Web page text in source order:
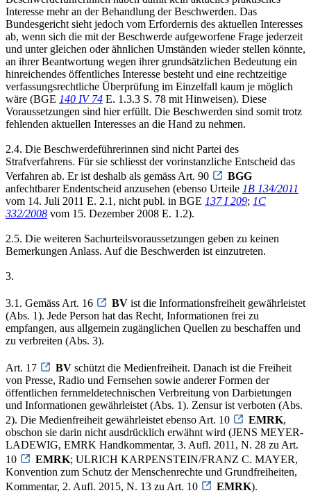
Interesse mehr an der Behandlung der Beschwerden. Das
Bundesgericht sieht jedoch vom Erfordernis des aktuellen Interesses
ab, wenn sich die mit der Beschwerde aufgeworfene Frage jederzeit
und unter gleichen oder ähnlichen Umständen wieder stellen könnte,
an ihrer Beantwortung wegen ihrer grundsätzlichen Bedeutung ein
hinreichendes öffentliches Interesse besteht und eine rechtzeitige
verfassungsrechtliche Überprüfung im Einzelfall kaum je möglich
wäre (BGE 140 IV 74 E. 1.3.3 S. 78 mit Hinweisen). Diese
Voraussetzungen sind hier erfüllt. Die Beschwerden sind somit trotz
fehlenden aktuellen Interesses an die Hand zu nehmen.
2.4. Die Beschwerdeführerinnen sind nicht Partei des
Strafverfahrens. Für sie schliesst der vorinstanzliche Entscheid das
Verfahren ab. Er ist deshalb als gemäss Art. 90
BGG
anfechtbarer Endentscheid anzusehen (ebenso Urteile 1B 134/2011
vom 14. Juli 2011 E. 2.1, nicht publ. in BGE 137 I 209; 1C
332/2008 vom 15. Dezember 2008 E. 1.2).
2.5. Die weiteren Sachurteilsvoraussetzungen geben zu keinen
Bemerkungen Anlass. Auf die Beschwerden ist einzutreten.
3.
3.1. Gemäss Art. 16 BV ist die Informationsfreiheit gewährleistet
(Abs. 1). Jede Person hat das Recht, Informationen frei zu
empfangen, aus allgemein zugänglichen Quellen zu beschaffen und
zu verbreiten (Abs. 3).
Art. 17 BV schützt die Medienfreiheit. Danach ist die Freiheit
von Presse, Radio und Fernsehen sowie anderer Formen der
öffentlichen fernmeldetechnischen Verbreitung von Darbietungen
und Informationen gewährleistet (Abs. 1). Zensur ist verboten (Abs.
2). Die Medienfreiheit gewährleistet ebenso Art. 10
EMRK,
obschon sie darin nicht ausdrücklich erwähnt wird (JENS MEYER-
LADEWIG, EMRK Handkommentar, 3. Aufl. 2011, N. 28 zu Art.
10
EMRK; ULRICH KARPENSTEIN/FRANZ C. MAYER,
Konvention zum Schutz der Menschenrechte und Grundfreiheiten,
Kommentar, 2. Aufl. 2015, N. 13 zu Art. 10
EMRK).